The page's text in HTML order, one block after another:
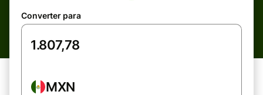
Converter para
MXN